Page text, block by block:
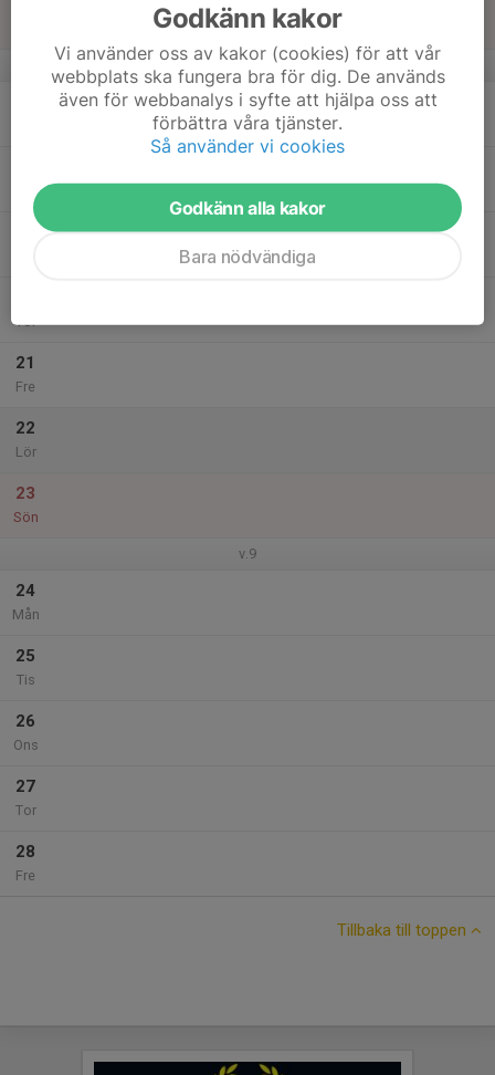
v.8
Tor
21
Fre
22
Lör
23
Sön
v.9
24
Mån
25
Tis
26
Ons
27
Tor
28
Fre
Tillbaka till toppen
Godkänn kakor
Vi använder oss av kakor (cookies) för att vår
webbplats ska fungera bra för dig. De används
även för webbanalys i syfte att hjälpa oss att
förbättra våra tjänster.
Så använder vi cookies
Godkänn alla kakor
Bara nödvändiga